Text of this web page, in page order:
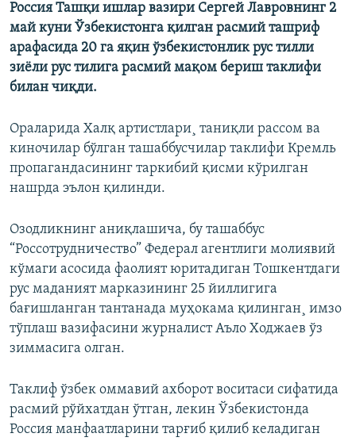
Россия Ташқи ишлар вазири Сергей Лавровнинг 2
май куни Ўзбекистонга қилган расмий ташриф
арафасида 20 га яқин ўзбекистонлик рус тилли
зиëли рус тилига расмий мақом бериш таклифи
билан чиқди.
Ораларида Халқ артистлари¸ таниқли рассом ва
киночилар бўлган ташаббусчилар таклифи Кремль
пропагандасининг таркибий қисми кўрилган
нашрда эълон қилинди.
Озодликнинг аниқлашича, бу ташаббус
“Россотрудничество” Федерал агентлиги молиявий
кўмаги асосида фаолият юритадиган Тошкентдаги
рус маданият марказининг 25 йиллигига
бағишланган тантанада муҳокама қилинган¸ имзо
тўплаш вазифасини журналист Аъло Ходжаев ўз
зиммасига олган.
Таклиф ўзбек оммавий ахборот воситаси сифатида
расмий рўйхатдан ўтган, лекин Ўзбекистонда
Россия манфаатларини тарғиб қилиб келадиган